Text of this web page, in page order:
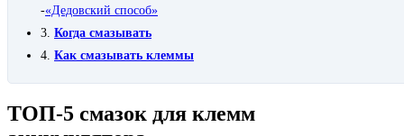
-«Дедовский способ»
3. Когда смазывать
4. Как смазывать клеммы
ТОП-5 смазок для клемм